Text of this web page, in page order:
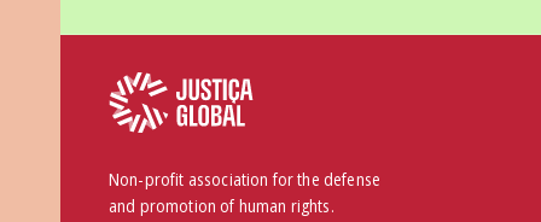
Non-profit association for the defense
and promotion of human rights.